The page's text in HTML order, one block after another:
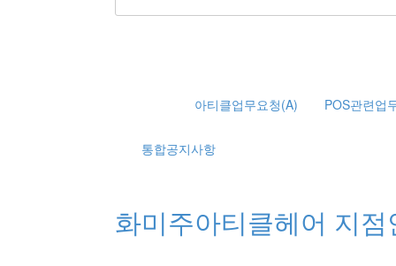
아티클업무요청(A) POS관련업
통합공지사항
화미주아티클헤어 지점